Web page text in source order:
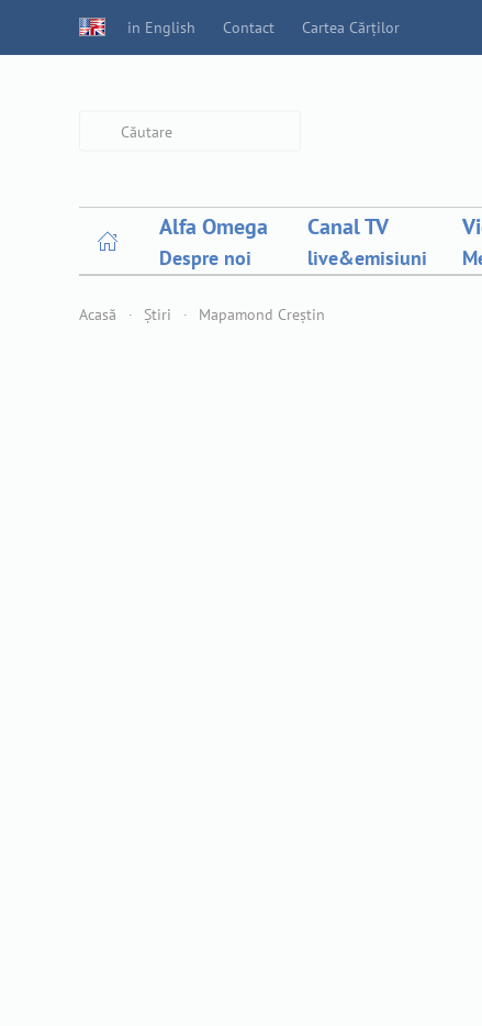
in English Contact Cartea Cărților
Alfa Omega
Despre noi
Canal TV
live&emisiuni
Acasă Știri Mapamond Creștin